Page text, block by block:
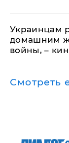
Украинцам
домашним
войны, –
Смотреть